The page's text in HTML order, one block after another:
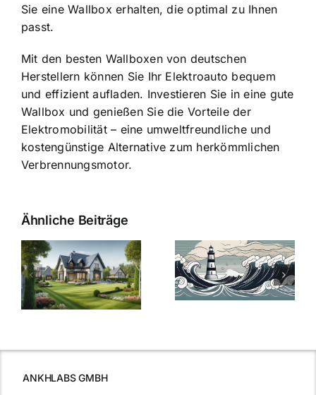
Sie eine Wallbox erhalten, die optimal zu Ihnen
passt.
Mit den besten Wallboxen von deutschen
Herstellern können Sie Ihr Elektroauto bequem
und effizient aufladen. Investieren Sie in eine gute
Wallbox und genießen Sie die Vorteile der
Elektromobilität – eine umweltfreundliche und
kostengünstige Alternative zum herkömmlichen
Verbrennungsmotor.
Ähnliche Beiträge
Bauzinsen im
Sturm: Die
aktuelle
Entwicklung
Die Evolution
der
Bauzinsen: Ein
Blick in die
ANKHLABS GMBH